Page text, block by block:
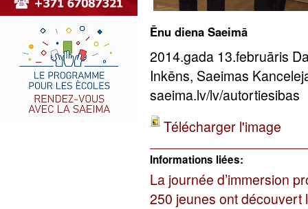
Ēnu diena Saeimā
2014.gada 13.februāris
Inkēns, Saeimas
saeima.lv/lv/autortiesibas
Télécharger l'image
Informations liées:
La journée d’immersion
250 jeunes ont découvert